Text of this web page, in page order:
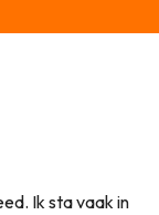
Ik sta vaak in